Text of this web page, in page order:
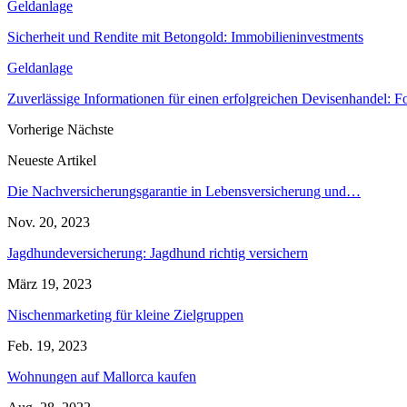
Geldanlage
Sicherheit und Rendite mit Betongold: Immobilieninvestments
Geldanlage
Zuverlässige Informationen für einen erfolgreichen Devisenhandel:
Vorherige Nächste
Neueste Artikel
Die Nachversicherungsgarantie in Lebensversicherung und…
Nov. 20, 2023
Jagdhundeversicherung: Jagdhund richtig versichern
März 19, 2023
Nischenmarketing für kleine Zielgruppen
Feb. 19, 2023
Wohnungen auf Mallorca kaufen